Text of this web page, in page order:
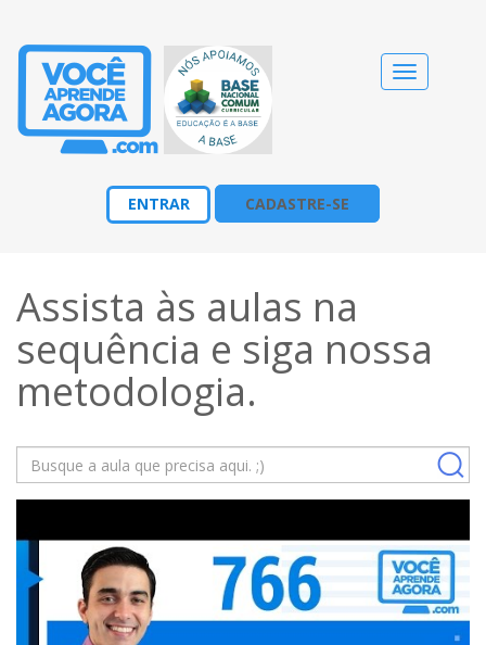
Alternar
navegação
ENTRAR CADASTRE-SE
Assista às aulas na
sequência e siga nossa
metodologia.